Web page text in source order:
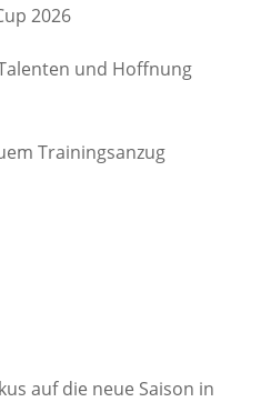
2026
und Hoffnung
Trainingsanzug
auf die neue Saison in